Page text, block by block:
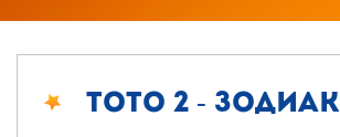
Тото 2 - Зодиак